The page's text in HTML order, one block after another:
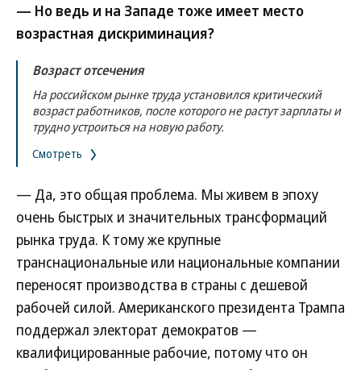
— Но ведь и на Западе тоже имеет место
возрастная дискриминация?
Возраст отсечения
На российском рынке труда установился критический
возраст работников, после которого не растут зарплаты и
трудно устроиться на новую работу.
Смотреть
— Да, это общая проблема. Мы живем в эпоху
очень быстрых и значительных трансформаций
рынка труда. К тому же крупные
транснациональные или национальные компании
переносят производства в страны с дешевой
рабочей силой. Американского президента Трампа
поддержал электорат демократов —
квалифицированные рабочие, потому что он